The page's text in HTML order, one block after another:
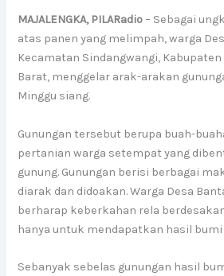
MAJALENGKA, PILARadio– Sebagai
atas panen yang melimpah, warga
Kecamatan Sindangwangi, Kabupaten
Barat, menggelar arak-arakan
Minggu siang.
Gunungan tersebut berupa buah-
pertanian warga setempat yang
gunung. Gunungan berisi berbagai
diarak dan didoakan. Warga Desa
berharap keberkahan rela
hanya untuk mendapatkan hasil
Sebanyak sebelas gunungan hasil